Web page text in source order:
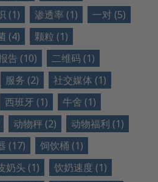
(1) 渗透率 (1)
一对 (5)
(4)
颗粒 (1)
告 (10)
二维码 (1)
服务 (2)
社交媒体 (1)
西班牙 (1)
牛舍 (1)
动物秤 (2)
动物福利 (1)
(17)
饲饮桶 (1)
奶头 (1)
饮奶速度 (1)